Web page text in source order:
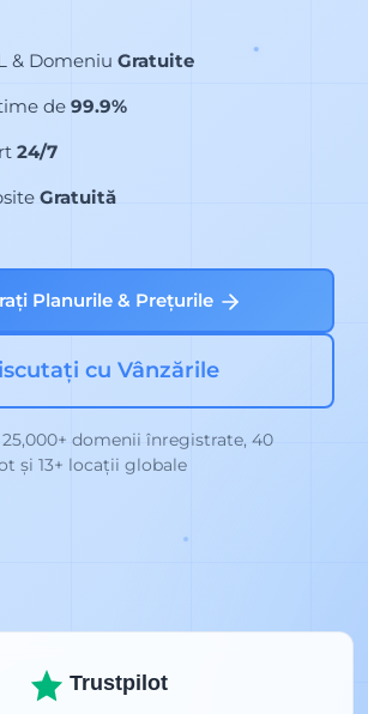
& Domeniu Gratuite
de 99.9%
24/7
Gratuită
Planurile & Prețurile
cu Vânzările
domenii înregistrate, 40
și 13+ locații globale
Trustpilot